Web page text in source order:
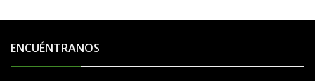
ENCUÉNTRANOS